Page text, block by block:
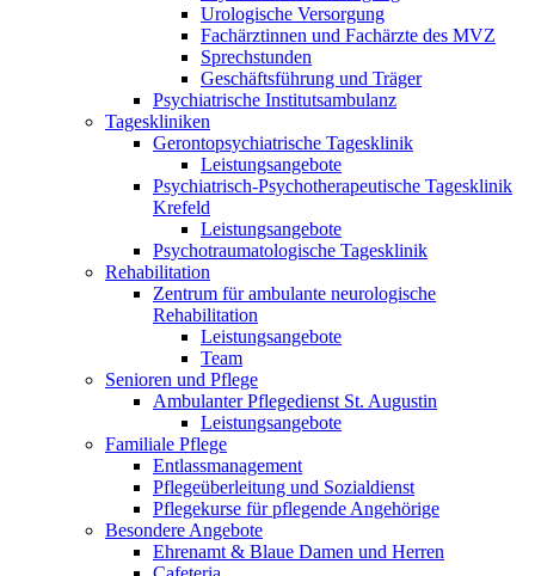
Urologische Versorgung
Fachärztinnen und Fachärzte des MVZ
Sprechstunden
Geschäftsführung und Träger
Psychiatrische Institutsambulanz
Tageskliniken
Gerontopsychiatrische Tagesklinik
Leistungsangebote
Psychiatrisch-Psychotherapeutische Tagesklinik
Krefeld
Leistungsangebote
Psychotraumatologische Tagesklinik
Rehabilitation
Zentrum für ambulante neurologische
Rehabilitation
Leistungsangebote
Team
Senioren und Pflege
Ambulanter Pflegedienst St. Augustin
Leistungsangebote
Familiale Pflege
Entlassmanagement
Pflegeüberleitung und Sozialdienst
Pflegekurse für pflegende Angehörige
Besondere Angebote
Ehrenamt & Blaue Damen und Herren